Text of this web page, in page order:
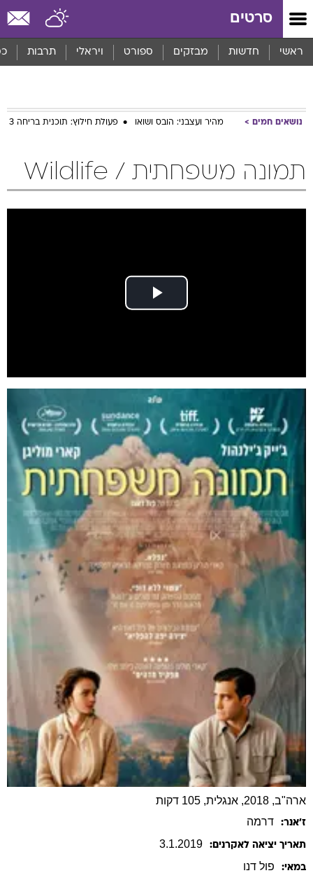
סרטים
ראשי חדשות מבזקים ספורט ויראלי תרבות
נושאים חמים מהיר ועצבני: הובס ושואו פעולת חילוץ: תוכנית בריחה 3
תמונה משפחתית / Wildlife
ארה"ב, 2018, אנגלית, 105 דקות
ז׳אנר: דרמה
תאריך יציאה לאקרנים: 3.1.2019
במאי: פול דנו